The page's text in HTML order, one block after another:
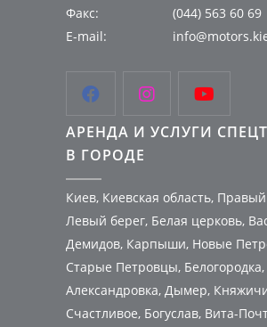
Факс:
(044) 563 60 69
E-mail:
  
АРЕНДА И УСЛУГИ
В ГОРОДЕ
Киев, Киевская область,
Левый берег, Белая церковь,
Демидов, Карпыши, Новые
Старые Петровцы,
Александровка, Дымер,
Счастливое, Богуслав, Вита-